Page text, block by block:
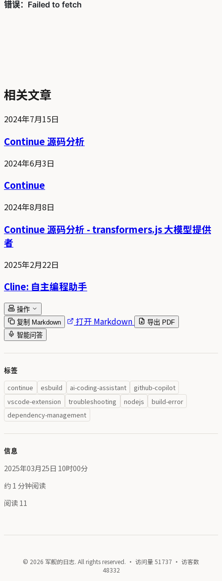
相关文章
2024年7月15日
Continue 源码分析
2024年6月3日
Continue
2024年8月8日
Continue 源码分析 - transformers.js 大模型提供
者
2025年2月22日
Cline: 自主编程助手
操作
复制 Markdown
打开 Markdown
导出 PDF
智能问答
标签
continue esbuild ai-coding-assistant
github-copilot
vscode-extension
troubleshooting nodejs
build-error
dependency-management
信息
2025年03月25日 10时00分
约 1 分钟阅读
阅读11
© 2026 军舰的日志. All rights reserved. · 访问量51737 · 访客数
48332